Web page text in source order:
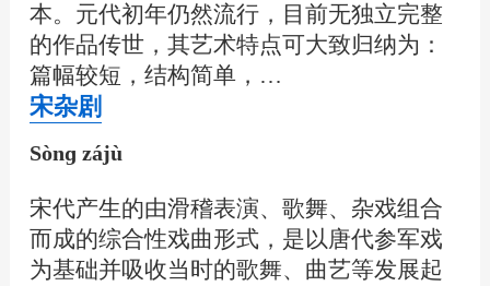
本。元代初年仍然流行，目前无独立完整
的作品传世，其艺术特点可大致归纳为：
篇幅较短，结构简单，…
宋杂剧
Sònɡ zájù
宋代产生的由滑稽表演、歌舞、杂戏组合
而成的综合性戏曲形式，是以唐代参军戏
为基础并吸收当时的歌舞、曲艺等发展起